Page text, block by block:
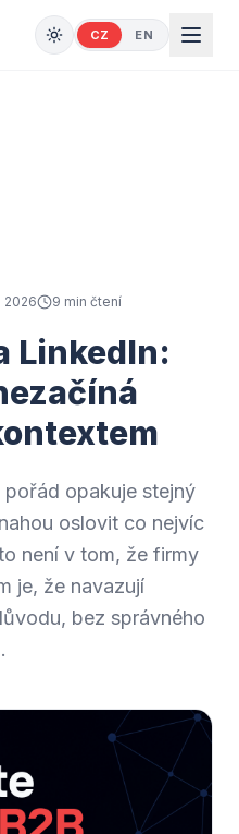
CZ EN
2026 9 min čtení
LinkedIn:
pořád opakuje stejný
oslovit co nejvíc
není v tom, že firmy
je, že navazují
bez správného